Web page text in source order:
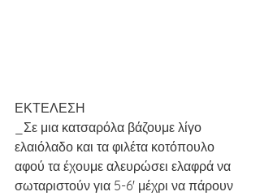
ΕΚΤΕΛΕΣΗ
_Σε μια κατσαρόλα βάζουμε λίγο
ελαιόλαδο και τα φιλέτα κοτόπουλο
αφού τα έχουμε αλευρώσει ελαφρά να
σωταριστούν για 5-6' μέχρι να πάρουν